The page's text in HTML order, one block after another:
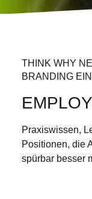
THINK WHY
BRANDING
Praxiswissen,
Positionen, die
spürbar besser